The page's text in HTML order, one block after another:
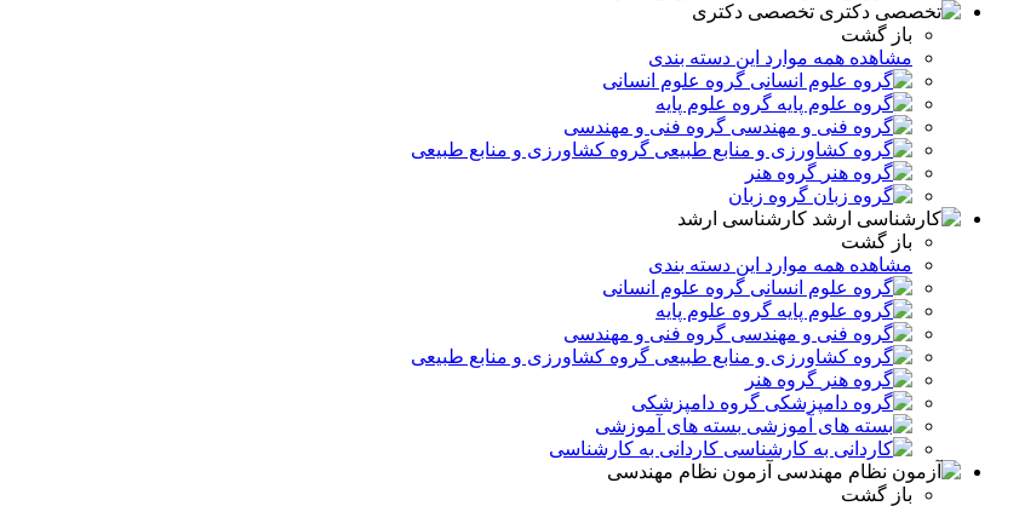
تخصصی دکتری
باز گشت
مشاهده همه موارد این دسته بندی
گروه علوم انسانی
گروه علوم پایه
گروه فنی و مهندسی
گروه کشاورزی و منابع طبیعی
گروه هنر
گروه زبان
کارشناسی ارشد
باز گشت
مشاهده همه موارد این دسته بندی
گروه علوم انسانی
گروه علوم پایه
گروه فنی و مهندسی
گروه کشاورزی و منابع طبیعی
گروه هنر
گروه دامپزشکی
بسته های آموزشی
کاردانی به کارشناسی
آزمون نظام مهندسی
باز گشت